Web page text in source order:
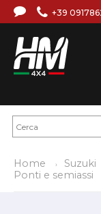
+39
Home Suzuki
Ponti e semiassi